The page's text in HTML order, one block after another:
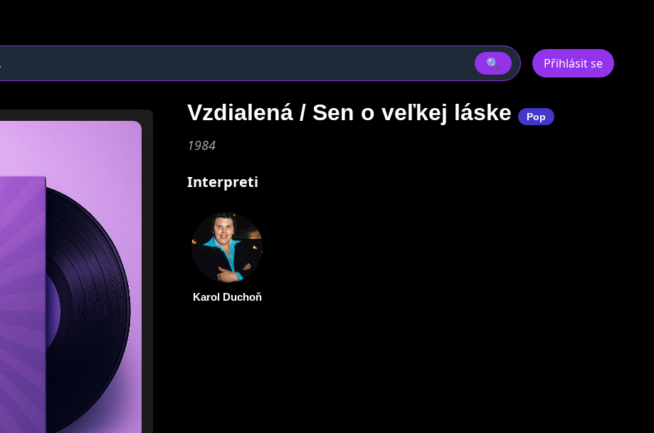
🔍 Přihlásit se
Vzdialená / Sen o veľkej láske Pop
1984
Interpreti
Karol Duchoň